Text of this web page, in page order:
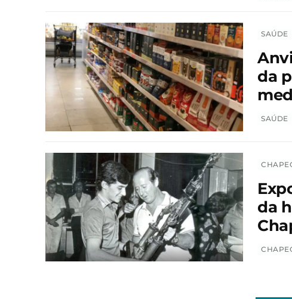
SAÚDE
da
SAÚDE
da